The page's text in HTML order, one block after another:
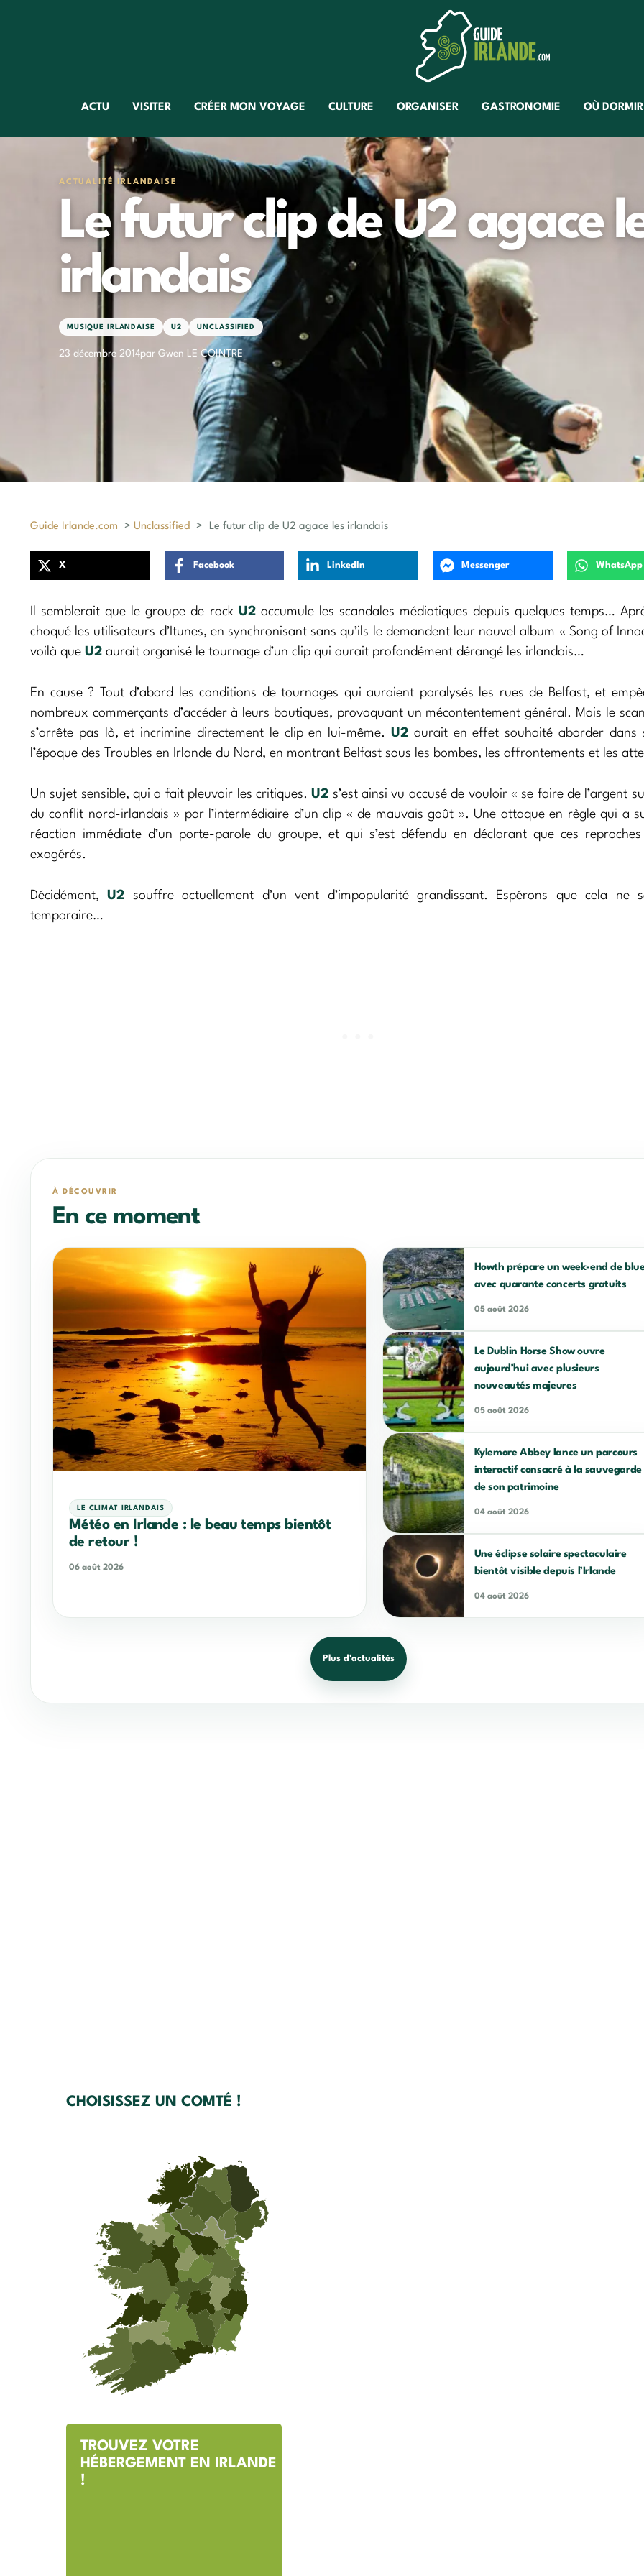
ACTU VISITER CRÉER MON VOYAGE CULTURE ORGANISER GASTRONOMIE OÙ DORMIR
ACTUALITÉ IRLANDAISE
Le futur clip de U2 agace
irlandais
MUSIQUE IRLANDAISE U2 UNCLASSIFIED
23 décembre 2014par Gwen LE COINTRE
Guide Irlande.com > Unclassified > Le futur clip de U2 agace les irlandais
X Facebook LinkedIn Messenger WhatsApp
Il semblerait que le groupe de rock U2accumule les scandales médiatiques depuis quelques temps…
choqué les utilisateurs d’Itunes, en synchronisant sans qu’ils le demandent leur nouvel album « Song of
voilà que U2 aurait organisé le tournage d’un clip qui aurait profondément dérangé les irlandais…
En cause ? Tout d’abord les conditions de tournages qui auraient paralysés les rues de Belfast, et
nombreux commerçants d’accéder à leurs boutiques, provoquant un mécontentement général. Mais le
s’arrête pas là, et incrimine directement le clip en lui-même.U2 aurait en effet souhaité aborder dans
l’époque des Troubles en Irlande du Nord, en montrant Belfast sous les bombes, les affrontements et les
Un sujet sensible, qui a fait pleuvoir les critiques.U2 s’est ainsi vu accusé de vouloir « se faire de l’argent
du conflit nord-irlandais » par l’intermédiaire d’un clip « de mauvais goût ». Une attaque en règle qui a
réaction immédiate d’un porte-parole du groupe, et qui s’est défendu en déclarant que ces
exagérés.
Décidément,U2 souffre actuellement d’un vent d’impopularité grandissant. Espérons que cela ne
temporaire…
À DÉCOUVRIR
En ce moment
LE CLIMAT IRLANDAIS
Météo en Irlande : le beau temps bientôt
de retour !
06 août 2026
Howth prépare un week-end de
avec quarante concerts gratuits
05 août 2026
Le Dublin Horse Show ouvre
aujourd’hui avec plusieurs
nouveautés majeures
05 août 2026
Kylemore Abbey lance un parcours
interactif consacré à la sauvegarde
de son patrimoine
04 août 2026
Une éclipse solaire spectaculaire
bientôt visible depuis l’Irlande
04 août 2026
Plus d'actualités
CHOISISSEZ UN COMTÉ !
TROUVEZ VOTRE
HÉBERGEMENT EN IRLANDE
!